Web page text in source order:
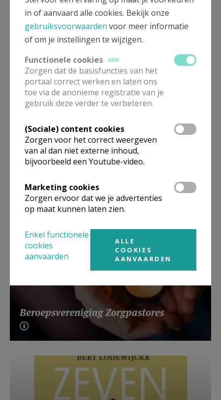
Artikel
Deel dit artikel
Beroepsvereniging Zorgpastores
in of aanvaard alle cookies. Bekijk onze
gebruiksvoorwaarden voor meer informatie
of om je instellingen te wijzigen.
Functionele cookies
AAN
Zorgen dat de basisfuncties van het
portaal correct werken en laten ons
toe via de anonieme registratie van je
gebruik deze verder te verbeteren.
(Sociale) content cookies
Zorgen voor het correct weergeven
van al dan niet externe inhoud,
bijvoorbeeld een Youtube-video.
Marketing cookies
Zorgen ervoor dat we je advertenties
op maat kunnen laten zien.
Enkel functionele
cookies
aanvaarden
ALLE
COOKIES
AANVAARDEN